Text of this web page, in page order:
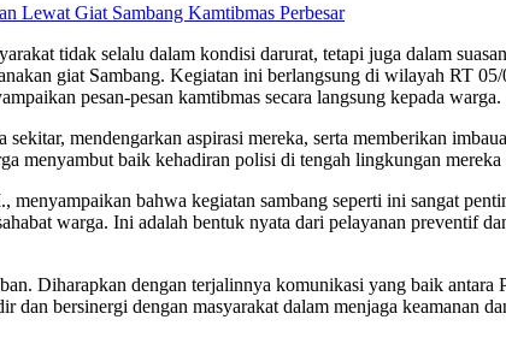
Perbesar
tidak selalu dalam kondisi darurat, tetapi juga dalam
giat Sambang. Kegiatan ini berlangsung di wilayah RT
pesan-pesan kamtibmas secara langsung kepada
mendengarkan aspirasi mereka, serta memberikan
menyambut baik kehadiran polisi di tengah lingkungan
bahwa kegiatan sambang seperti ini sangat
warga. Ini adalah bentuk nyata dari pelayanan preventif
Diharapkan dengan terjalinnya komunikasi yang baik
bersinergi dengan masyarakat dalam menjaga keamanan